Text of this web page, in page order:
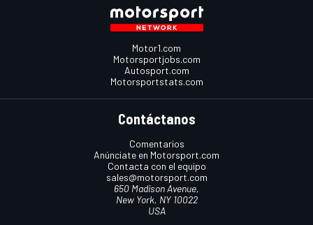
Motor1.com
Motorsportjobs.com
Autosport.com
Motorsportstats.com
Contáctanos
Comentarios
Anúnciate en Motorsport.com
Contacta con el equipo
sales@motorsport.com
650 Madison Avenue,
New York, NY 10022
USA